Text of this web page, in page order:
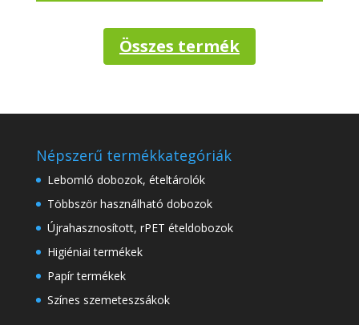
Összes termék
Népszerű termékkategóriák
Lebomló dobozok, ételtárolók
Többször használható dobozok
Újrahasznosított, rPET ételdobozok
Higiéniai termékek
Papír termékek
Színes szemeteszsákok